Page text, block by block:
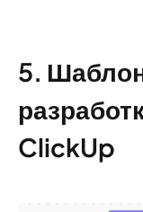
5.
ClickUp